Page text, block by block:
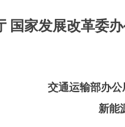
国家发展改革委
交通运输部办
新能